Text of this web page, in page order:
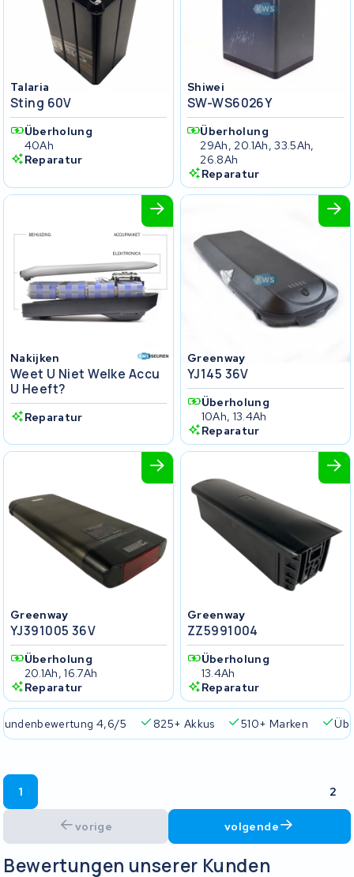
Talaria
Sting 60V
Überholung
40Ah
Reparatur
Shiwei
SW-WS6026Y
Überholung
29Ah, 20.1Ah, 33.5Ah,
26.8Ah
Reparatur
Nakijken
Weet U Niet Welke Accu
U Heeft?
Reparatur
Greenway
YJ145 36V
Überholung
10Ah, 13.4Ah
Reparatur
Greenway
YJ391005 36V
Überholung
20.1Ah, 16.7Ah
Reparatur
Greenway
ZZ5991004
Überholung
13.4Ah
Reparatur
4,6/5 825+ Akkus 510+ Marken
vorige
1 2
volgende
Bewertungen unserer Kunden